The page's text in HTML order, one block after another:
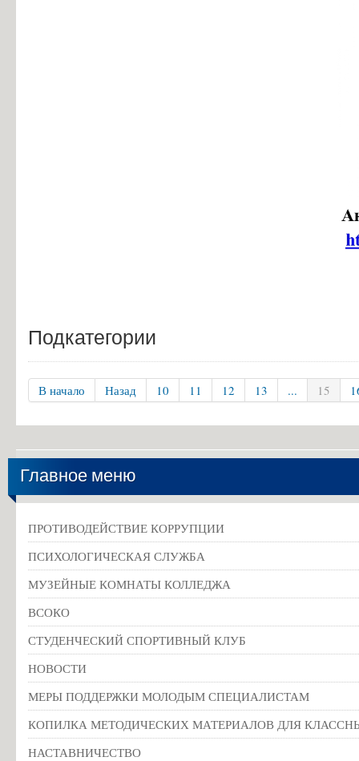
Подкатегории
В начало Назад 10 11 12 13 ... 15
Главное меню
ПРОТИВОДЕЙСТВИЕ КОРРУПЦИИ
ПСИХОЛОГИЧЕСКАЯ СЛУЖБА
МУЗЕЙНЫЕ КОМНАТЫ КОЛЛЕДЖА
ВСОКО
СТУДЕНЧЕСКИЙ СПОРТИВНЫЙ КЛУБ
НОВОСТИ
МЕРЫ ПОДДЕРЖКИ МОЛОДЫМ СПЕЦИАЛИСТАМ
КОПИЛКА МЕТОДИЧЕСКИХ МАТЕРИАЛОВ ДЛЯ
НАСТАВНИЧЕСТВО